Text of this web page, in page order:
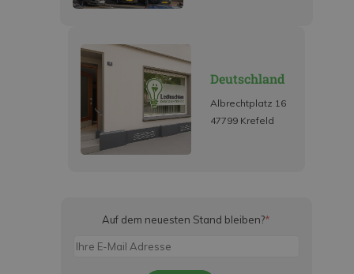
Deutschland
Albrechtplatz 16
47799 Krefeld
Auf dem neuesten Stand bleiben?*